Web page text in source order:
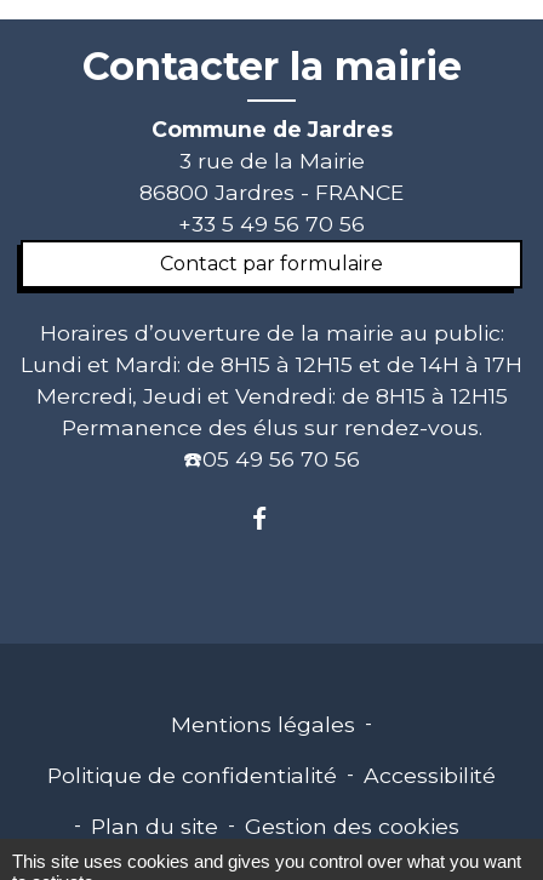
Contacter la mairie
Commune de Jardres
3 rue de la Mairie
86800 Jardres - FRANCE
+33 5 49 56 70 56
Contact par formulaire
Horaires d’ouverture de la mairie au public:
Lundi et Mardi: de 8H15 à 12H15 et de 14H à 17H
Mercredi, Jeudi et Vendredi: de 8H15 à 12H15
Permanence des élus sur rendez-vous.
☎️05 49 56 70 56
Mentions légales -
Politique de confidentialité - Accessibilité
- Plan du site - Gestion des cookies
This site uses cookies and gives you control over what you want